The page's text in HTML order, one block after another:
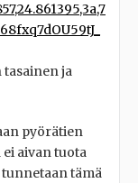
tasainen ja
pyörätien
aivan tuota
tämä